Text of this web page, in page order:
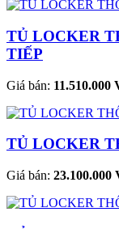
TỦ LOCKER
TIẾP
Giá bán: 11.510.000
TỦ LOCKER
Giá bán: 23.100.000